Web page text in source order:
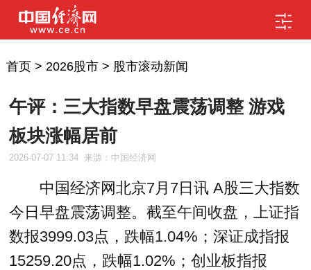
首页> 2026股市> 股市滚动新闻
午评：三大指数早盘震荡调整 游戏
板块涨幅居前
2026-07-07 11:34 来源：中国经济网
中国经济网北京7月7日讯 A股三大指数
今日早盘震荡调整。截至午间收盘，上证指
数报3999.03点，跌幅1.04%；深证成指报
15259.20点，跌幅1.02%；创业板指报